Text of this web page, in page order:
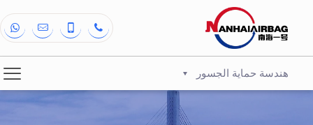
هندسة حماية الجسور